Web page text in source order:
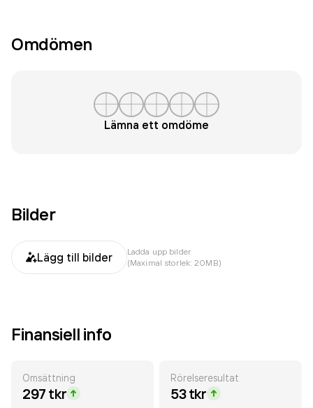
Omdömen
Lämna ett omdöme
Bilder
Lägg till bilder
Ladda upp bilder
(Maximal storlek: 20MB)
Finansiell info
Omsättning
297 tkr
Rörelseresultat
53 tkr